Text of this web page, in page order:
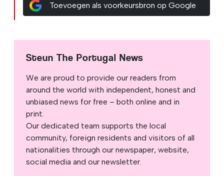
Toevoegen als voorkeursbron op Google
Steun The Portugal News
We are proud to provide our readers from
around the world with independent, honest and
unbiased news for free – both online and in
print.
Our dedicated team supports the local
community, foreign residents and visitors of all
nationalities through our newspaper, website,
social media and our newsletter.